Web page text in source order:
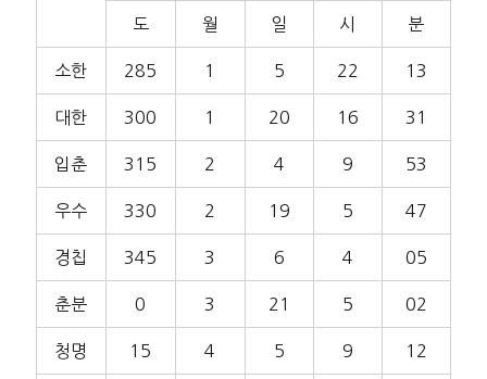
도 월 일 시 분
소한 285 1 5 22 13
대한 300 1 20 16 31
입춘 315 2 4 9 53
우수 330 2 19 5 47
경칩 345 3 6 4 05
춘분 0 3 21 5 02
청명 15 4 5 9 12